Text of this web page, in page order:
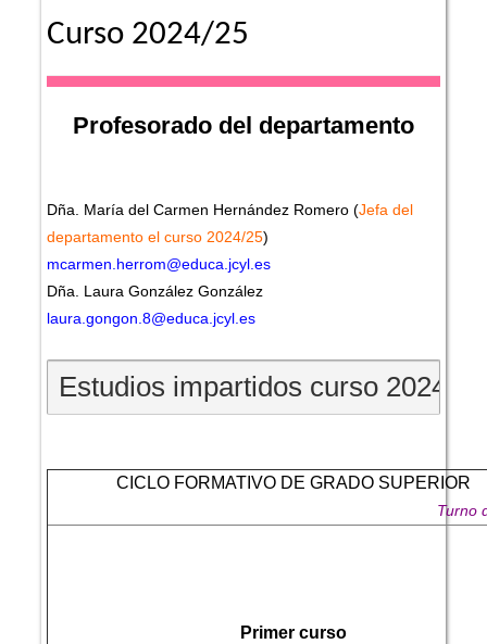
Curso 2024/25
Profesorado del departamento
Dña. María del Carmen Hernández Romero (Jefa del
departamento el curso 2024/25)
mcarmen.herrom@educa.jcyl.es
Dña. Laura González González
laura.gongon.8@educa.jcyl.es
Estudios impartidos curso 2024/25
CICLO FORMATIVO DE GRADO SUPERIOR
Turno
Primer curso